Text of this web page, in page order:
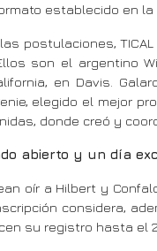
establecido en la
postulaciones,
son el argentino
en Davis.
elegido el mejor
donde creó y
abierto y un día
oír a Hilbert y
considera,
su registro hasta el